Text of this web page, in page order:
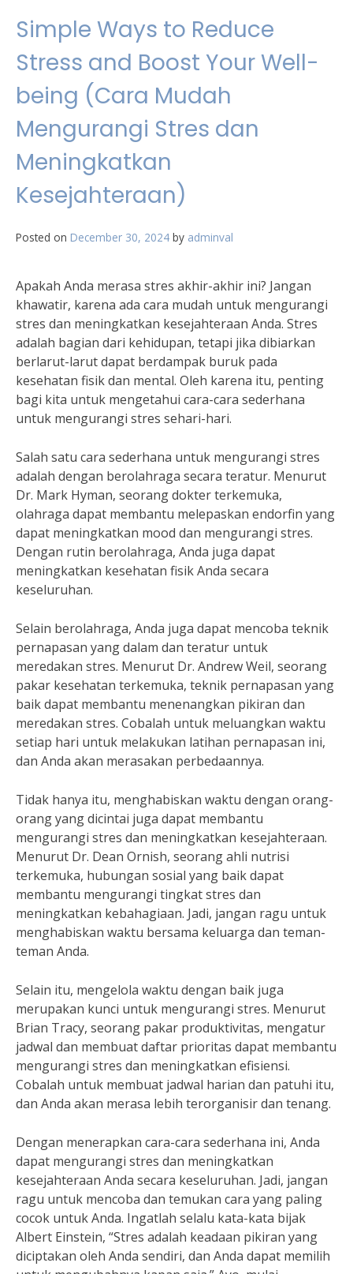
Simple Ways to Reduce
Stress and Boost Your Well-
being (Cara Mudah
Mengurangi Stres dan
Meningkatkan
Kesejahteraan)
Posted on December 30, 2024 by adminval
Apakah Anda merasa stres akhir-akhir ini? Jangan
khawatir, karena ada cara mudah untuk mengurangi
stres dan meningkatkan kesejahteraan Anda. Stres
adalah bagian dari kehidupan, tetapi jika dibiarkan
berlarut-larut dapat berdampak buruk pada
kesehatan fisik dan mental. Oleh karena itu, penting
bagi kita untuk mengetahui cara-cara sederhana
untuk mengurangi stres sehari-hari.
Salah satu cara sederhana untuk mengurangi stres
adalah dengan berolahraga secara teratur. Menurut
Dr. Mark Hyman, seorang dokter terkemuka,
olahraga dapat membantu melepaskan endorfin yang
dapat meningkatkan mood dan mengurangi stres.
Dengan rutin berolahraga, Anda juga dapat
meningkatkan kesehatan fisik Anda secara
keseluruhan.
Selain berolahraga, Anda juga dapat mencoba teknik
pernapasan yang dalam dan teratur untuk
meredakan stres. Menurut Dr. Andrew Weil, seorang
pakar kesehatan terkemuka, teknik pernapasan yang
baik dapat membantu menenangkan pikiran dan
meredakan stres. Cobalah untuk meluangkan waktu
setiap hari untuk melakukan latihan pernapasan ini,
dan Anda akan merasakan perbedaannya.
Tidak hanya itu, menghabiskan waktu dengan orang-
orang yang dicintai juga dapat membantu
mengurangi stres dan meningkatkan kesejahteraan.
Menurut Dr. Dean Ornish, seorang ahli nutrisi
terkemuka, hubungan sosial yang baik dapat
membantu mengurangi tingkat stres dan
meningkatkan kebahagiaan. Jadi, jangan ragu untuk
menghabiskan waktu bersama keluarga dan teman-
teman Anda.
Selain itu, mengelola waktu dengan baik juga
merupakan kunci untuk mengurangi stres. Menurut
Brian Tracy, seorang pakar produktivitas, mengatur
jadwal dan membuat daftar prioritas dapat membantu
mengurangi stres dan meningkatkan efisiensi.
Cobalah untuk membuat jadwal harian dan patuhi itu,
dan Anda akan merasa lebih terorganisir dan tenang.
Dengan menerapkan cara-cara sederhana ini, Anda
dapat mengurangi stres dan meningkatkan
kesejahteraan Anda secara keseluruhan. Jadi, jangan
ragu untuk mencoba dan temukan cara yang paling
cocok untuk Anda. Ingatlah selalu kata-kata bijak
Albert Einstein, “Stres adalah keadaan pikiran yang
diciptakan oleh Anda sendiri, dan Anda dapat memilih